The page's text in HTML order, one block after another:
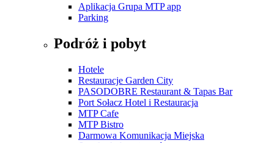
Aplikacja Grupa MTP app
Parking
Podróż i pobyt
Hotele
Restauracje Garden City
PASODOBRE Restaurant & Tapas Bar
Port Sołacz Hotel i Restauracja
MTP Cafe
MTP Bistro
Darmowa Komunikacja Miejska